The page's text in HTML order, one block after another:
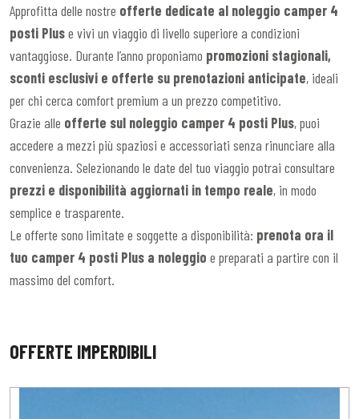
Approfitta delle nostre offerte dedicate al noleggio camper 4
posti Pluse vivi un viaggio di livello superiore a condizioni
vantaggiose. Durante l’anno proponiamo promozioni stagionali,
sconti esclusivi e offerte su prenotazioni anticipate, ideali
per chi cerca comfort premium a un prezzo competitivo.
Grazie alle offerte sul noleggio camper 4 posti Plus, puoi
accedere a mezzi più spaziosi e accessoriati senza rinunciare alla
convenienza. Selezionando le date del tuo viaggio potrai consultare
prezzi e disponibilità aggiornati in tempo reale, in modo
semplice e trasparente.
Le offerte sono limitate e soggette a disponibilità: prenota ora il
tuo camper 4 posti Plus a noleggio e preparati a partire con il
massimo del comfort.
OFFERTE IMPERDIBILI